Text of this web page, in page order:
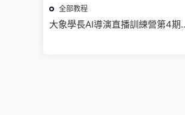
全部教程
大象學長AI導演直播訓練營第4期